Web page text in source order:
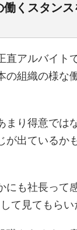
働くスタン
直アルバイト
の組織の様な
まり得意では
が出ているか
にも社長って
て見てもらい